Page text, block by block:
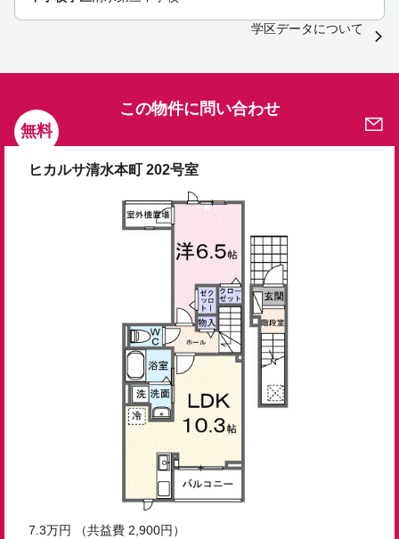
学区データについて
無料
この物件に問い合わせ
ヒカルサ清水本町 202号室
7.3万円
（共益費 2,900円）